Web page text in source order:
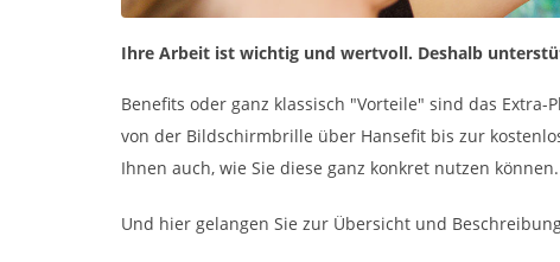
Ihre Arbeit ist wichtig und wertvoll. Deshalb
Benefits oder ganz klassisch "Vorteile" sind das
von der Bildschirmbrille über Hansefit bis zur
Ihnen auch, wie Sie diese ganz konkret nutzen können.
Und hier gelangen Sie zur Übersicht und